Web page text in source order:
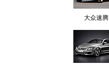
大众速腾